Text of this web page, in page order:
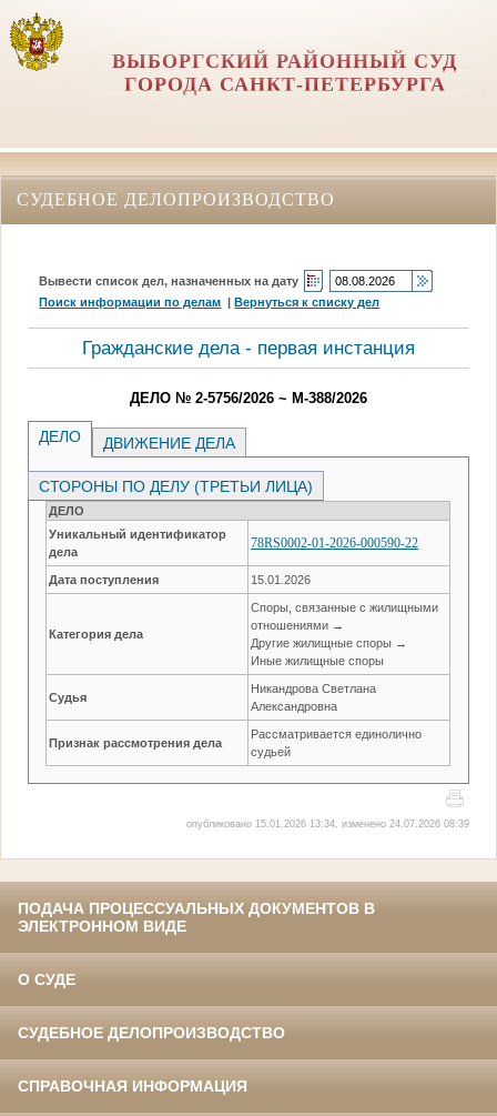
ВЫБОРГСКИЙ РАЙОННЫЙ СУД
ГОРОДА САНКТ-ПЕТЕРБУРГА
СУДЕБНОЕ ДЕЛОПРОИЗВОДСТВО
Вывести список дел, назначенных на дату
Поиск информации по делам |Вернуться к списку дел
Гражданские дела - первая инстанция
ДЕЛО № 2-5756/2026 ~ М-388/2026
ДЕЛО ДВИЖЕНИЕ ДЕЛА
СТОРОНЫ ПО ДЕЛУ (ТРЕТЬИ ЛИЦА)
ДЕЛО
Уникальный идентификатор
дела
78RS0002-01-2026-000590-22
Дата поступления 15.01.2026
Категория дела
Споры, связанные с жилищными
отношениями →
Другие жилищные споры →
Иные жилищные споры
Судья
Никандрова Светлана
Александровна
Признак рассмотрения дела
Рассматривается единолично
судьей
опубликовано 15.01.2026 13:34, изменено 24.07.2026 08:39
ПОДАЧА ПРОЦЕССУАЛЬНЫХ ДОКУМЕНТОВ В
ЭЛЕКТРОННОМ ВИДЕ
О СУДЕ
СУДЕБНОЕ ДЕЛОПРОИЗВОДСТВО
СПРАВОЧНАЯ ИНФОРМАЦИЯ